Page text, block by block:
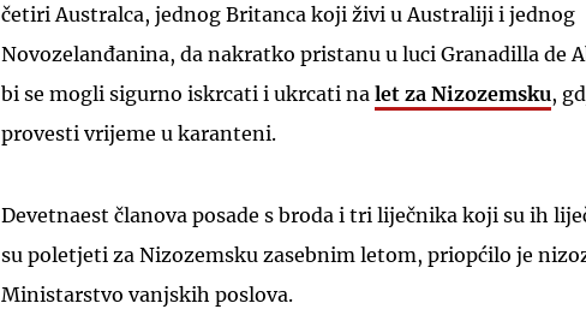
četiri Australca, jednog Britanca koji živi u Australiji i jednog
Novozelanđanina, da nakratko pristanu u luci Granadilla de
bi se mogli sigurno iskrcati i ukrcati na let za Nizozemsku,
provesti vrijeme u karanteni.
Devetnaest članova posade s broda i tri liječnika koji su ih
su poletjeti za Nizozemsku zasebnim letom, priopćilo je
Ministarstvo vanjskih poslova.